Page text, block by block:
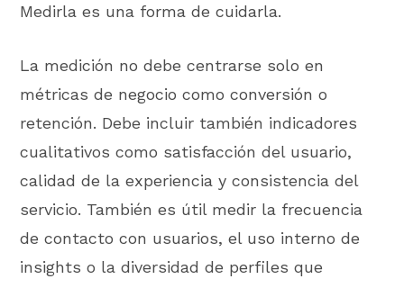
Medirla es una forma de cuidarla.
La medición no debe centrarse solo en
métricas de negocio como conversión o
retención. Debe incluir también indicadores
cualitativos como satisfacción del usuario,
calidad de la experiencia y consistencia del
servicio. También es útil medir la frecuencia
de contacto con usuarios, el uso interno de
insights o la diversidad de perfiles que